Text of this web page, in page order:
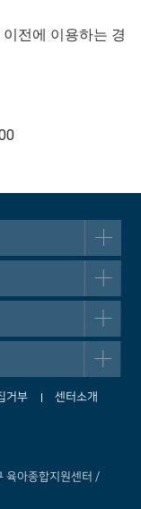
전에 이용하는 경
거부
센터소개
육아종합지원센터 /